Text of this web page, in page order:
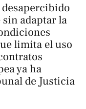
adaptar la
limita el uso
ya ha
de Justicia